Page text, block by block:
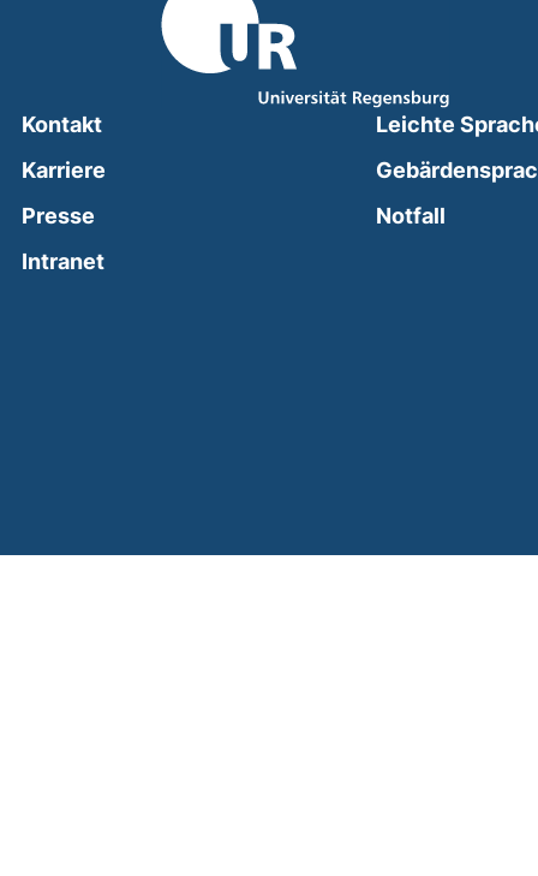
Kontakt
Karriere
Presse
Intranet(external link, opens in a new window)
Leichte
Notfall